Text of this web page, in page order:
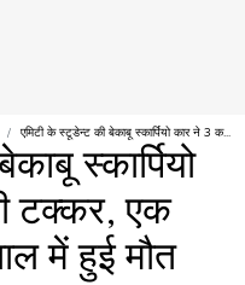
एमिटी के स्टूडेन्ट की बेकाबू स्कार्पियो कार ने 3 क...
स्कार्पियो
टक्कर, एक
में हुई मौत